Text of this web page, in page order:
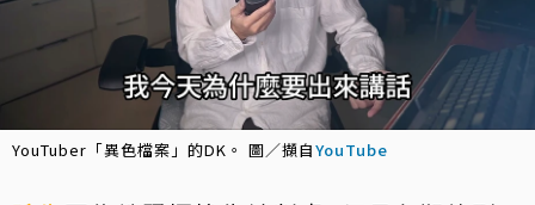
YouTuber「異色檔案」的DK。 圖／擷自YouTube